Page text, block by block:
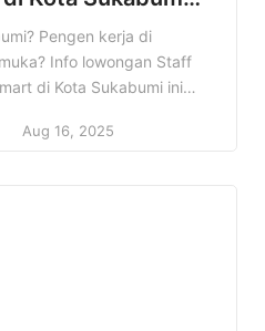
Pengen kerja di
Info lowongan Staff
di Kota Sukabumi ini
lowongan kerja Staff
Aug 16, 2025